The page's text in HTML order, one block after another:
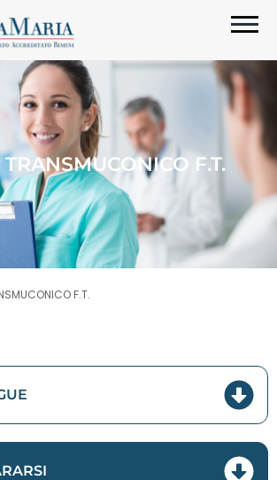
F.T.
F.T.